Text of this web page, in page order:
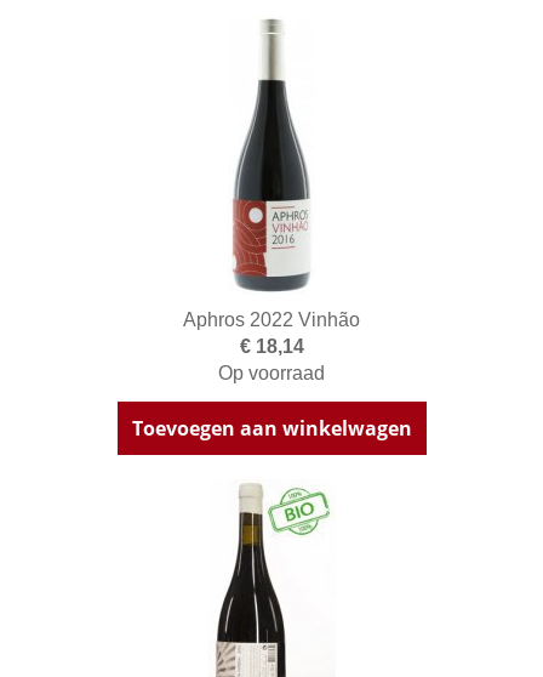
Aphros 2022 Vinhão
€ 18,14
Op voorraad
Toevoegen aan winkelwagen